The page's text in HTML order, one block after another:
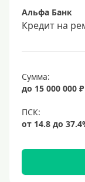
Срок
Долгосрочные
2 года
3 года
4 года
Альфа Банк
Кредит на
Сумма:
до 15 000 000 ₽